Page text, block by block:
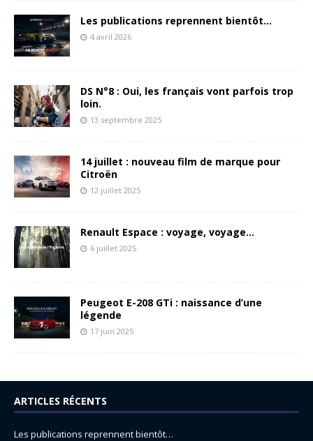
Les publications reprennent bientôt…
4 avril 2026
DS N°8 : Oui, les français vont parfois trop
loin.
13 septembre 2025
14 juillet : nouveau film de marque pour
Citroën
12 juillet 2025
Renault Espace : voyage, voyage…
6 juillet 2025
Peugeot E-208 GTi : naissance d’une
légende
17 juin 2025
ARTICLES RÉCENTS
Les publications reprennent bientôt…